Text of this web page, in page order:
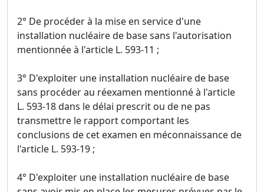
2° De procéder à la mise en service d'une
installation nucléaire de base sans l'autorisation
mentionnée à l'article L. 593-11 ;
3° D'exploiter une installation nucléaire de base
sans procéder au réexamen mentionné à l'article
L. 593-18 dans le délai prescrit ou de ne pas
transmettre le rapport comportant les
conclusions de cet examen en méconnaissance de
l'article L. 593-19 ;
4° D'exploiter une installation nucléaire de base